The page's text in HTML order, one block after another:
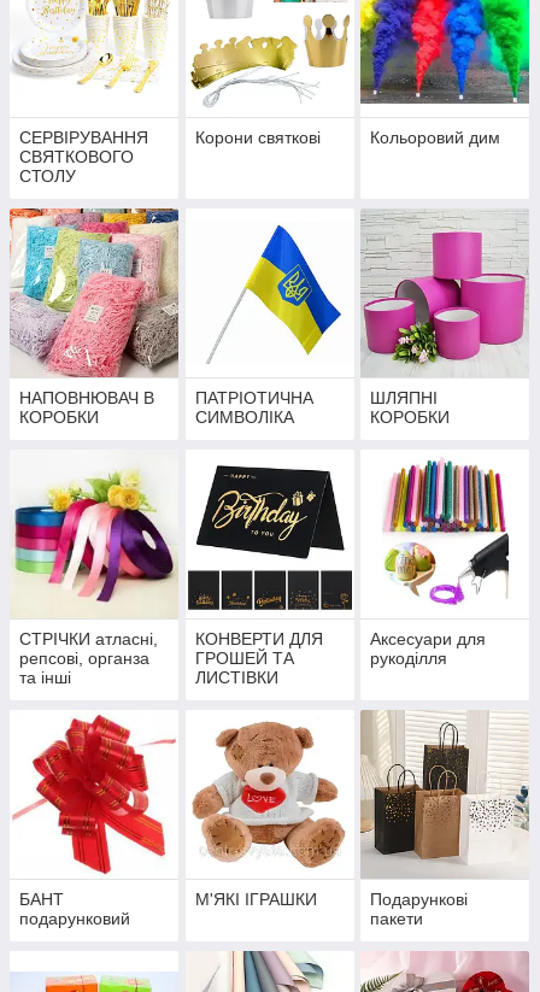
СЕРВІРУВАННЯ
СВЯТКОВОГО
СТОЛУ
Корони святкові Кольоровий дим
НАПОВНЮВАЧ В
КОРОБКИ
ПАТРІОТИЧНА
СИМВОЛІКА
ШЛЯПНІ
КОРОБКИ
СТРІЧКИ атласні,
репсові, органза
та інші
КОНВЕРТИ ДЛЯ
ГРОШЕЙ ТА
ЛИСТІВКИ
Аксесуари для
рукоділля
БАНТ
подарунковий
М'ЯКІ ІГРАШКИ
Подарункові
пакети